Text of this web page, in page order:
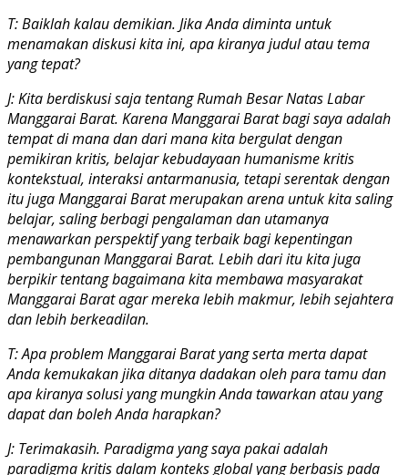
T: Baiklah kalau demikian. Jika Anda diminta untuk
menamakan diskusi kita ini, apa kiranya judul atau tema
yang tepat?
J: Kita berdiskusi saja tentang Rumah Besar Natas Labar
Manggarai Barat. Karena Manggarai Barat bagi saya adalah
tempat di mana dan dari mana kita bergulat dengan
pemikiran kritis, belajar kebudayaan humanisme kritis
kontekstual, interaksi antarmanusia, tetapi serentak dengan
itu juga Manggarai Barat merupakan arena untuk kita saling
belajar, saling berbagi pengalaman dan utamanya
menawarkan perspektif yang terbaik bagi kepentingan
pembangunan Manggarai Barat. Lebih dari itu kita juga
berpikir tentang bagaimana kita membawa masyarakat
Manggarai Barat agar mereka lebih makmur, lebih sejahtera
dan lebih berkeadilan.
T: Apa problem Manggarai Barat yang serta merta dapat
Anda kemukakan jika ditanya dadakan oleh para tamu dan
apa kiranya solusi yang mungkin Anda tawarkan atau yang
dapat dan boleh Anda harapkan?
J: Terimakasih. Paradigma yang saya pakai adalah
paradigma kritis dalam konteks global yang berbasis pada